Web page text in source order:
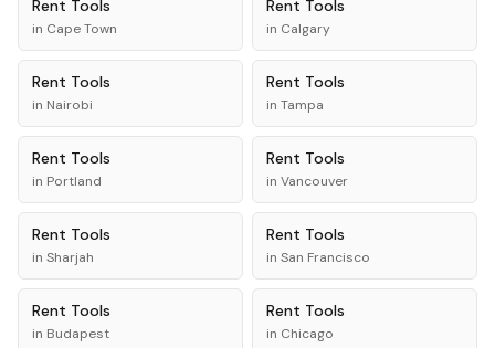
Rent Tools
in Cape Town
Rent Tools
in Calgary
Rent Tools
in Nairobi
Rent Tools
in Tampa
Rent Tools
in Portland
Rent Tools
in Vancouver
Rent Tools
in Sharjah
Rent Tools
in San Francisco
Rent Tools
in Budapest
Rent Tools
in Chicago